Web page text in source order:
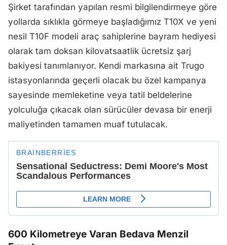
Şirket tarafından yapılan resmi bilgilendirmeye göre
yollarda sıklıkla görmeye başladığımız T10X ve yeni
nesil T10F modeli araç sahiplerine bayram hediyesi
olarak tam doksan kilovatsaatlik ücretsiz şarj
bakiyesi tanımlanıyor. Kendi markasına ait Trugo
istasyonlarında geçerli olacak bu özel kampanya
sayesinde memleketine veya tatil beldelerine
yolculuğa çıkacak olan sürücüler devasa bir enerji
maliyetinden tamamen muaf tutulacak.
600 Kilometreye Varan Bedava Menzil